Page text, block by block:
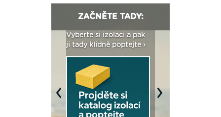
ZAČNĚTE TADY:
Vyberte si izolaci a pak
ji tady klidně poptejte ›
Previous Next